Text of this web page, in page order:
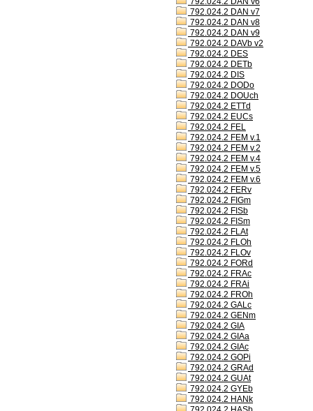
792.024.2 DAN v7
792.024.2 DAN v8
792.024.2 DAN v9
792.024.2 DAVb v2
792.024.2 DES
792.024.2 DETb
792.024.2 DIS
792.024.2 DODo
792.024.2 DOUch
792.024.2 ETTd
792.024.2 EUCs
792.024.2 FEL
792.024.2 FEM v.1
792.024.2 FEM v.2
792.024.2 FEM v.4
792.024.2 FEM v.5
792.024.2 FEM v.6
792.024.2 FERv
792.024.2 FIGm
792.024.2 FISb
792.024.2 FISm
792.024.2 FLAt
792.024.2 FLOh
792.024.2 FLOv
792.024.2 FORd
792.024.2 FRAc
792.024.2 FRAi
792.024.2 FROh
792.024.2 GALc
792.024.2 GENm
792.024.2 GIA
792.024.2 GIAa
792.024.2 GIAc
792.024.2 GOPi
792.024.2 GRAd
792.024.2 GUAt
792.024.2 GYEb
792.024.2 HANk